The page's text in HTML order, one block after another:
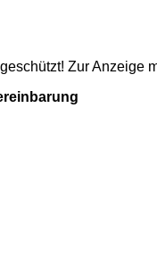
Zur Anzeige